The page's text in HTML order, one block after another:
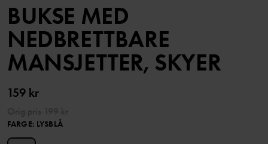
BUKSE MED
NEDBRETTBARE
MANSJETTER, SKYER
159 kr
FARGE: LYSBLÅ